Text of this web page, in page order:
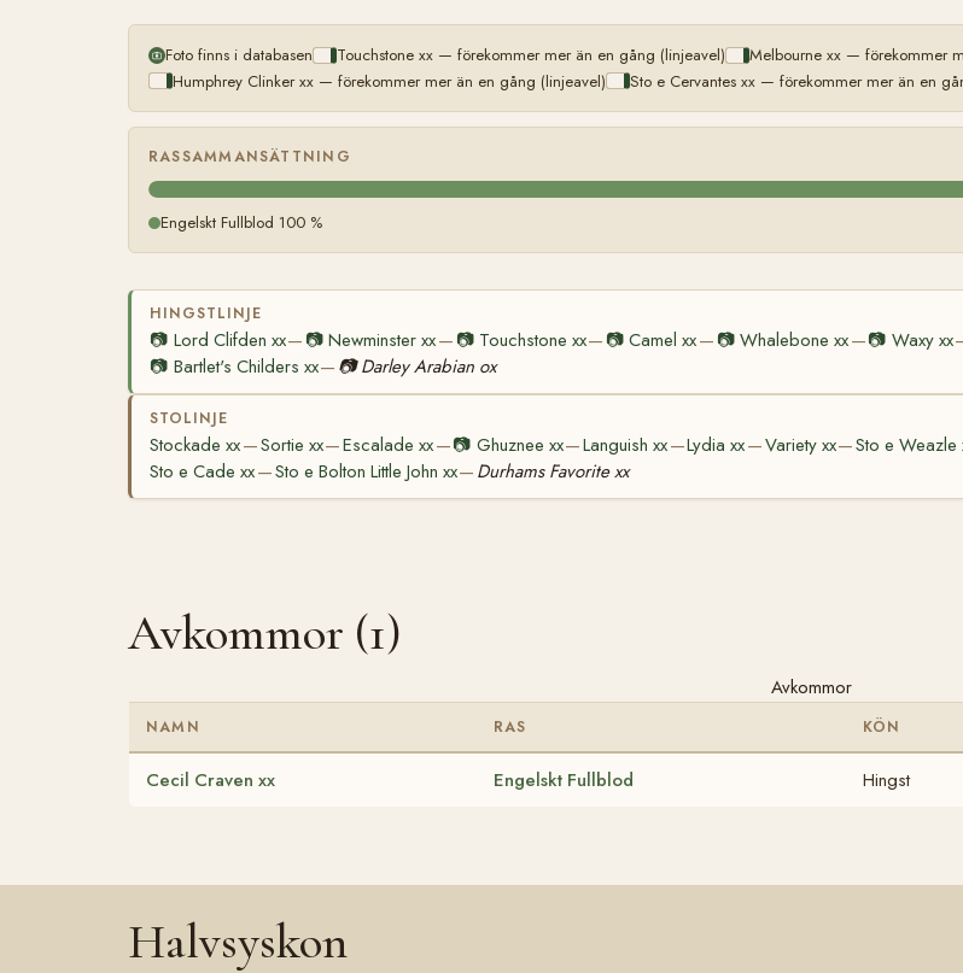
Foto finns i databasen Touchstone xx — förekommer mer än en gång (linjeavel)
Melbourne xx — förekommer
Humphrey Clinker xx — förekommer mer än en gång (linjeavel)
Sto e Cervantes xx — förekommer mer än en
RASSAMMANSÄTTNING
Engelskt Fullblod 100 %
HINGSTLINJE
📷 Lord Clifden xx— 📷Newminster xx— 📷 Touchstone xx— 📷 Camel xx— 📷Whalebone xx—📷 Waxy xx
📷 Bartlet's Childers xx— 📷 Darley Arabian ox
STOLINJE
Stockade xx—Sortie xx—Escalade xx—📷 Ghuznee xx—Languish xx—Lydia xx—Variety xx—Sto e Weazle
Sto e Cade xx—Sto e Bolton Little John xx— Durhams Favorite xx
Avkommor (1)
Avkommor
NAMN RAS KÖN
Cecil Craven xx Engelskt Fullblod Hingst
Halvsyskon